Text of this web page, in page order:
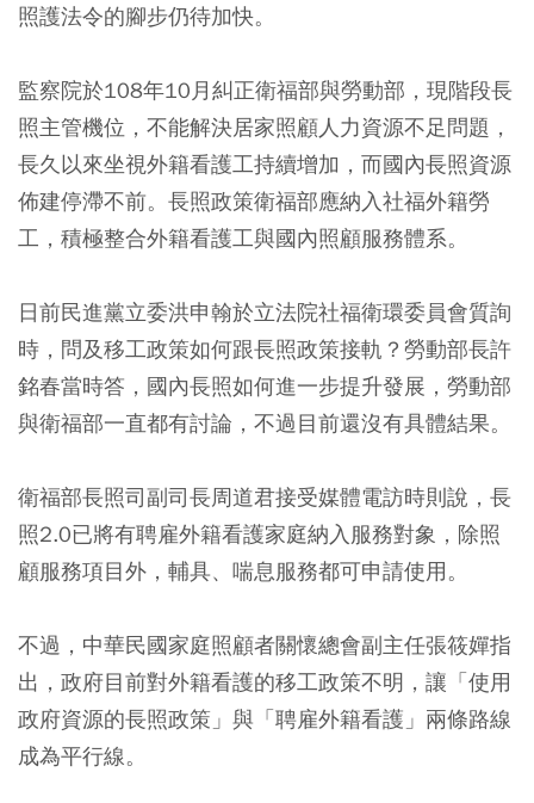
照護法令的腳步仍待加快。
監察院於108年10月糾正衛福部與勞動部，現階段長
照主管機位，不能解決居家照顧人力資源不足問題，
長久以來坐視外籍看護工持續增加，而國內長照資源
佈建停滯不前。長照政策衛福部應納入社福外籍勞
工，積極整合外籍看護工與國內照顧服務體系。
日前民進黨立委洪申翰於立法院社福衛環委員會質詢
時，問及移工政策如何跟長照政策接軌？勞動部長許
銘春當時答，國內長照如何進一步提升發展，勞動部
與衛福部一直都有討論，不過目前還沒有具體結果。
衛福部長照司副司長周道君接受媒體電訪時則說，長
照2.0已將有聘雇外籍看護家庭納入服務對象，除照
顧服務項目外，輔具、喘息服務都可申請使用。
不過，中華民國家庭照顧者關懷總會副主任張筱嬋指
出，政府目前對外籍看護的移工政策不明，讓「使用
政府資源的長照政策」與「聘雇外籍看護」兩條路線
成為平行線。